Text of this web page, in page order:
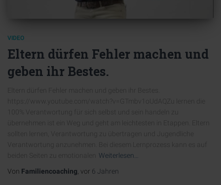
VIDEO
Eltern dürfen Fehler machen und
geben ihr Bestes.
Eltern dürfen Fehler machen und geben ihr Bestes.
https://www.youtube.com/watch?v=GTmbv1oUdAQZu lernen die
100% Verantwortung für sich selbst und sein handeln zu
übernehmen ist ein Weg und geht am leichtesten in Etappen. Eltern
sollten lernen, Verantwortung zu übertragen und Jugendliche
Verantwortung anzunehmen. Bei diesem Lernprozess kann es auf
beiden Seiten zu emotionalen
Weiterlesen…
Von Familiencoaching, vor 6 Jahren